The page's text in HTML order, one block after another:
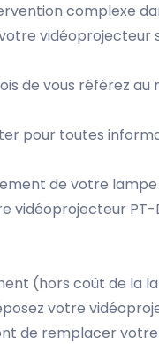
complexe
vidéoprojecteur
de vous référez au
pour toutes
de votre lampe
vidéoprojecteur PT-
(hors coût de la
votre
de remplacer